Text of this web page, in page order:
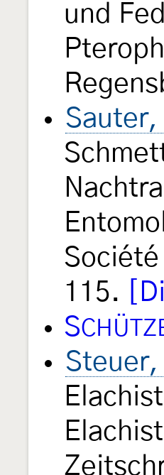
und
Sauter,
115.
S